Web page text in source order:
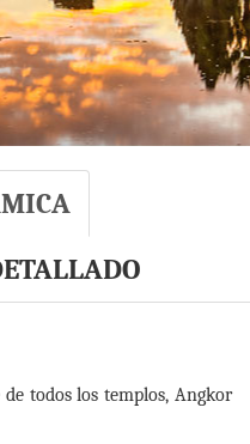
todos los templos, Angkor